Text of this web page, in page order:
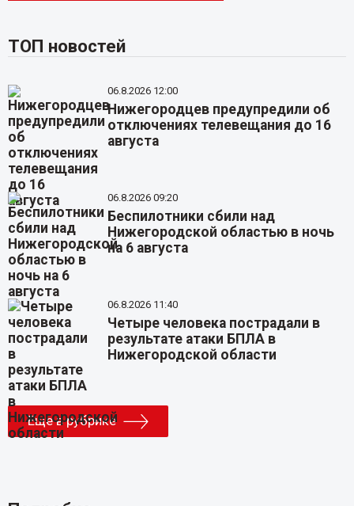
ТОП новостей
06.8.2026 12:00
Нижегородцев предупредили об
отключениях телевещания до 16
августа
06.8.2026 09:20
Беспилотники сбили над
Нижегородской областью в ночь
на 6 августа
06.8.2026 11:40
Четыре человека пострадали в
результате атаки БПЛА в
Нижегородской области
Еще в рубрике